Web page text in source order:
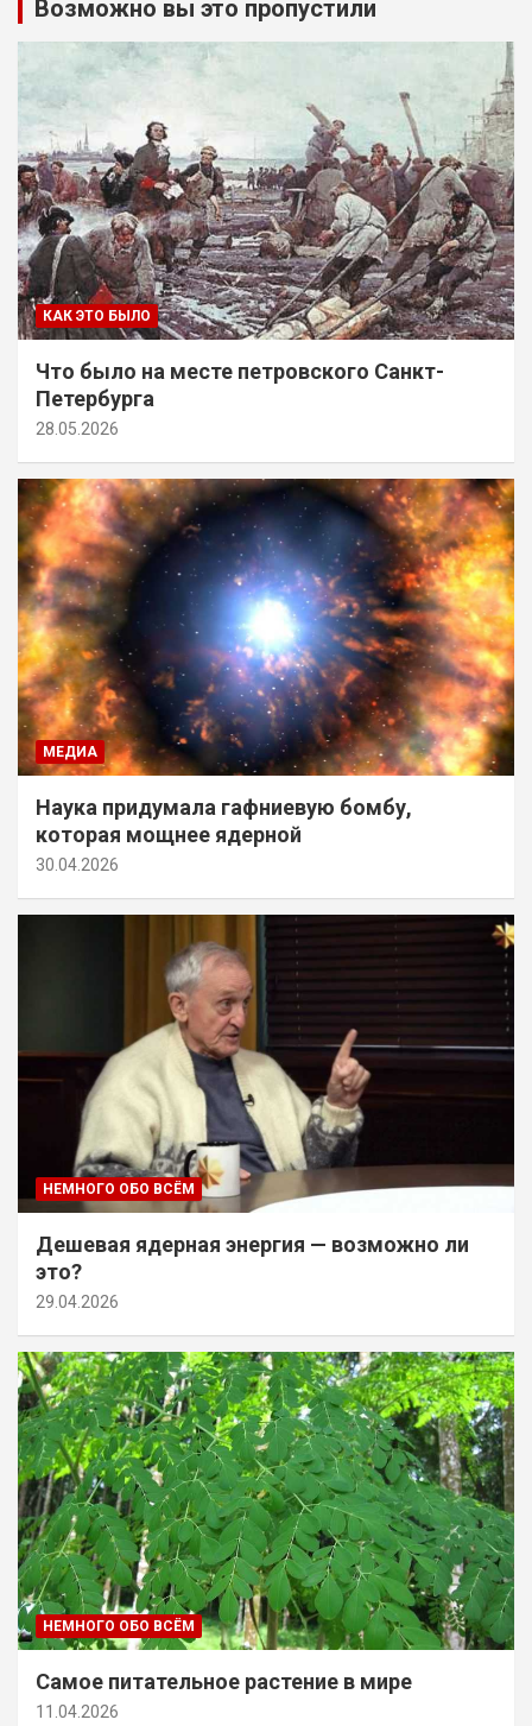
Возможно вы это пропустили
КАК ЭТО БЫЛО
Что было на месте петровского Санкт-
Петербурга
28.05.2026
МЕДИА
Наука придумала гафниевую бомбу,
которая мощнее ядерной
30.04.2026
НЕМНОГО ОБО ВСЁМ
Дешевая ядерная энергия — возможно ли
это?
29.04.2026
НЕМНОГО ОБО ВСЁМ
Самое питательное растение в мире
11.04.2026